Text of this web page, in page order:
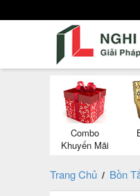
Combo
Khuyến Mãi
Trang Chủ / Bồn